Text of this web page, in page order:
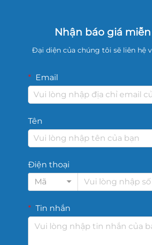
Nhận báo giá
Đại diện của chúng tôi sẽ liên hệ
Email
Tên
Điện thoại
Mã
Tin nhắn